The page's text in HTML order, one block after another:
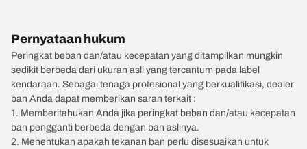
Pernyataan hukum
Peringkat beban dan/atau kecepatan yang ditampilkan mungkin
sedikit berbeda dari ukuran asli yang tercantum pada label
kendaraan. Sebagai tenaga profesional yang berkualifikasi, dealer
ban Anda dapat memberikan saran terkait :
1. Memberitahukan Anda jika peringkat beban dan/atau kecepatan
ban pengganti berbeda dengan ban aslinya.
2. Menentukan apakah tekanan ban perlu disesuaikan untuk